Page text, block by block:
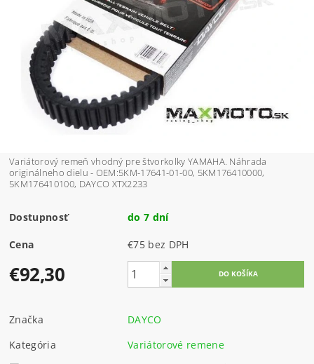
Variátorový remeň vhodný pre štvorkolky YAMAHA. Náhrada
originálneho dielu - OEM:5KM-17641-01-00, 5KM176410000,
5KM176410100, DAYCO XTX2233
Dostupnosť do 7 dní
Cena €75 bez DPH
€92,30
Značka
DAYCO
Kategória
Variátorové remene